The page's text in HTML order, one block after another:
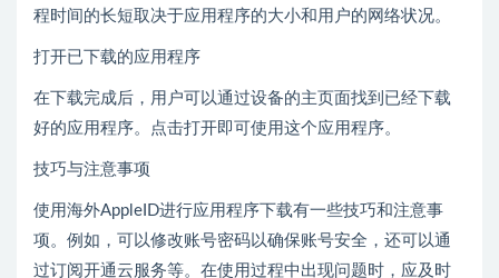
程时间的长短取决于应用程序的大小和用户的网络状况。
打开已下载的应用程序
在下载完成后，用户可以通过设备的主页面找到已经下载
好的应用程序。点击打开即可使用这个应用程序。
技巧与注意事项
使用海外AppleID进行应用程序下载有一些技巧和注意事
项。例如，可以修改账号密码以确保账号安全，还可以通
过订阅开通云服务等。在使用过程中出现问题时，应及时